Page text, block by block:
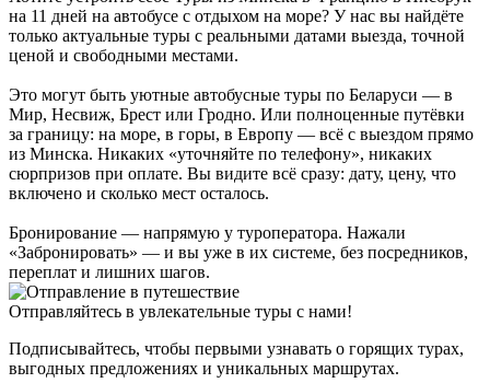
на 11 дней на автобусе с отдыхом на море? У нас вы найдёте
только актуальные туры с реальными датами выезда, точной
ценой и свободными местами.
Это могут быть уютные автобусные туры по Беларуси — в
Мир, Несвиж, Брест или Гродно. Или полноценные путёвки
за границу: на море, в горы, в Европу — всё с выездом прямо
из Минска. Никаких «уточняйте по телефону», никаких
сюрпризов при оплате. Вы видите всё сразу: дату, цену, что
включено и сколько мест осталось.
Бронирование — напрямую у туроператора. Нажали
«Забронировать» — и вы уже в их системе, без посредников,
переплат и лишних шагов.
Отправляйтесь в увлекательные туры с нами!
Подписывайтесь, чтобы первыми узнавать о горящих турах,
выгодных предложениях и уникальных маршрутах.